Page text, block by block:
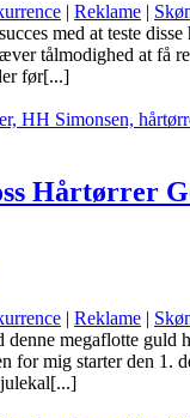
| Reklame |
med at teste
tålmodighed at få
før[...]
Hårtørrer
| Reklame |
megaflotte guld
for mig starter den 1.